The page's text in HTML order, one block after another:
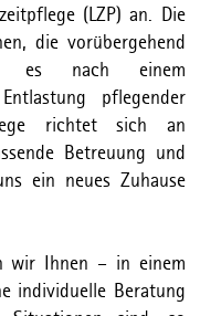
(LZP) an. Die
die vorübergehend
es nach einem
pflegender
richtet sich an
Betreuung und
ein neues Zuhause
wir Ihnen – in einem
individuelle Beratung